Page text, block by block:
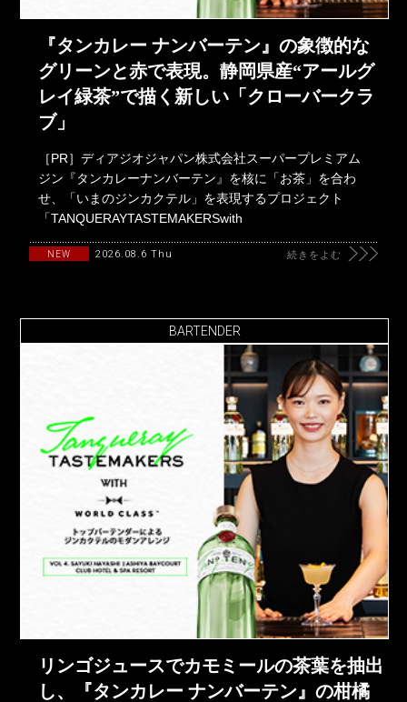
『タンカレー ナンバーテン』の象徴的な
グリーンと赤で表現。静岡県産“アールグ
レイ緑茶”で描く新しい「クローバークラ
ブ」
［PR］ディアジオジャパン株式会社スーパープレミアム
ジン『タンカレーナンバーテン』を核に「お茶」を合わ
せ、「いまのジンカクテル」を表現するプロジェクト
「TANQUERAYTASTEMAKERSwith
NEW 2026.08.6 Thu 続きをよむ
BARTENDER
リンゴジュースでカモミールの茶葉を抽出
し、『タンカレー ナンバーテン』の柑橘